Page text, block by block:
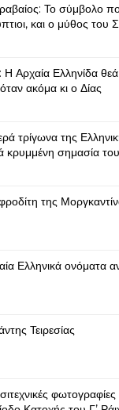
Το σύμβολο
και ο μύθος του
Η Αρχαία Ελληνίδα
ακόμα κι ο Δίας
τρίγωνα της
κρυμμένη σημασία
της
Ελληνικά ονόματα
Τειρεσίας